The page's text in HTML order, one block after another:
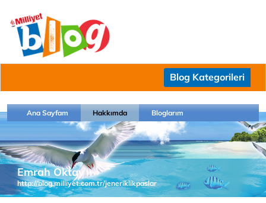
Blog Kategorileri
Ana Sayfam Hakkımda Bloglarım
Emrah Oktay
http://blog.milliyet.com.tr/jeneriklikpaslar